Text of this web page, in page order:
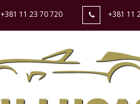
+381 11 23 70 720 +381 11